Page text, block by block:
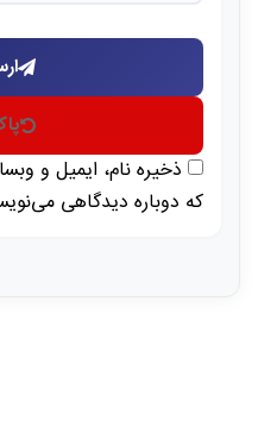
ذخیره نام، ایمیل و
که دوباره دیدگاهی